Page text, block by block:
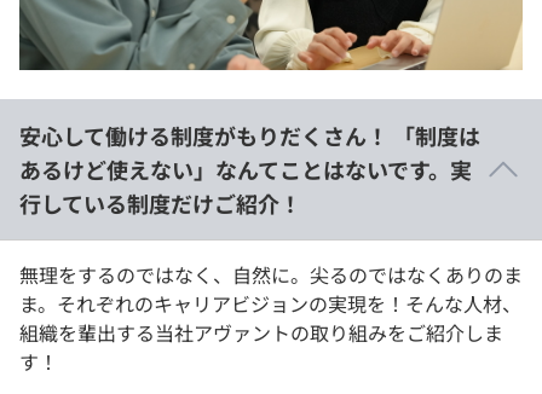
安心して働ける制度がもりだくさん！ 「制度は
あるけど使えない」なんてことはないです。実
行している制度だけご紹介！
無理をするのではなく、自然に。尖るのではなくありのま
ま。それぞれのキャリアビジョンの実現を！そんな人材、
組織を輩出する当社アヴァントの取り組みをご紹介しま
す！